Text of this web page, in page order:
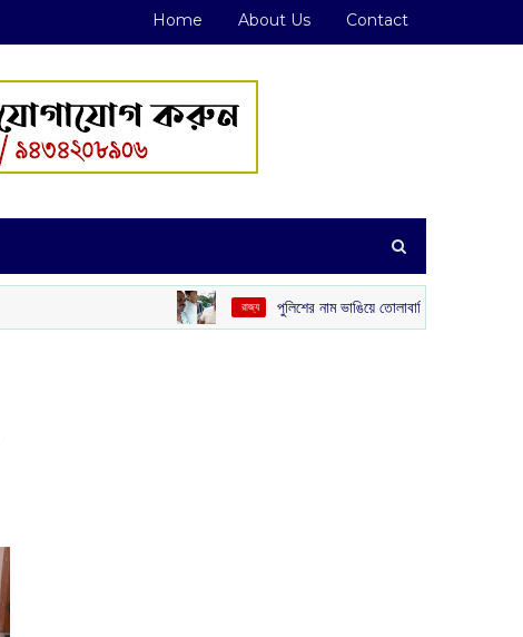
Home About Us Contact
পুলিশের নাম ভাঙিয়ে তোলাবাজি! পেট্রাপোল সীমান্ত এলাকা থেকে